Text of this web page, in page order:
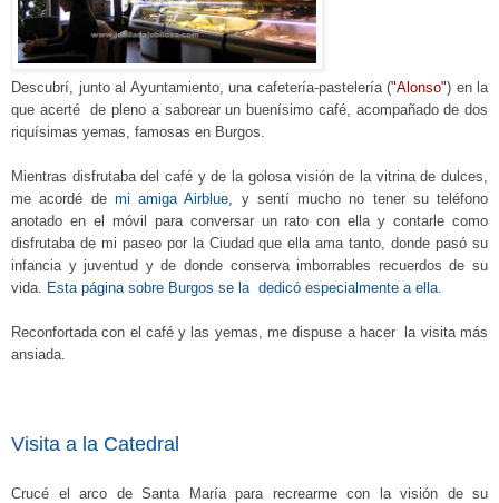
Descubrí, junto al Ayuntamiento, una cafetería-pastelería ("Alonso") en la
que acerté de pleno a saborear un buenísimo café, acompañado de dos
riquísimas yemas, famosas en Burgos.
Mientras disfrutaba del café y de la golosa visión de la vitrina de dulces,
me acordé de mi amiga Airblue , y sentí mucho no tener su teléfono
anotado en el móvil para conversar un rato con ella y contarle como
disfrutaba de mi paseo por la Ciudad que ella ama tanto, donde pasó su
infancia y juventud y de donde conserva imborrables recuerdos de su
vida.
Esta página sobre Burgos se la dedicó especialmente a ella.
Reconfortada con el café y las yemas, me dispuse a hacer la visita más
ansiada.
Visita a la Catedral
Crucé el arco de Santa María para recrearme con la visión de su